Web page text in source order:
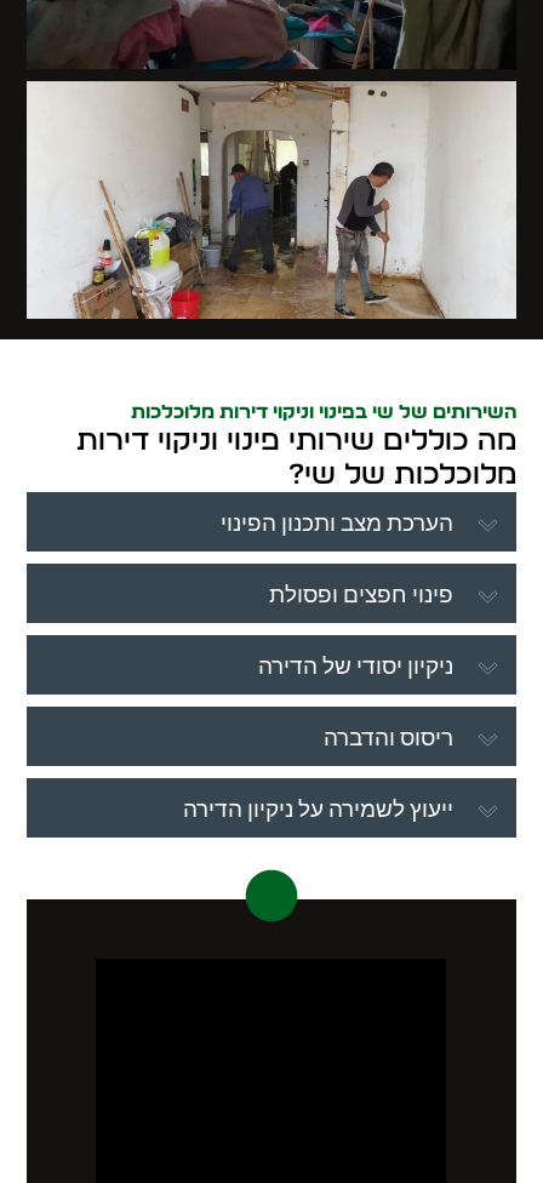
השירותים של שי בפינוי וניקוי דירות מלוכלכות
מה כוללים שירותי פינוי וניקוי דירות
מלוכלכות של שי?
הערכת מצב ותכנון הפינוי
פינוי חפצים ופסולת
ניקיון יסודי של הדירה
ריסוס והדברה
ייעוץ לשמירה על ניקיון הדירה